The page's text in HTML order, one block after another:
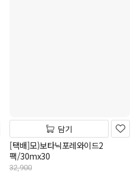
담기
[택배]모)보타닉포레와이드2
팩/30mx30
32,900